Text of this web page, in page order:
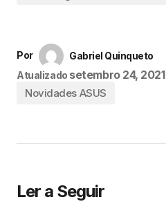
Por
Gabriel Quinqueto
Atualizado setembro 24, 2021
Novidades ASUS
Ler a Seguir